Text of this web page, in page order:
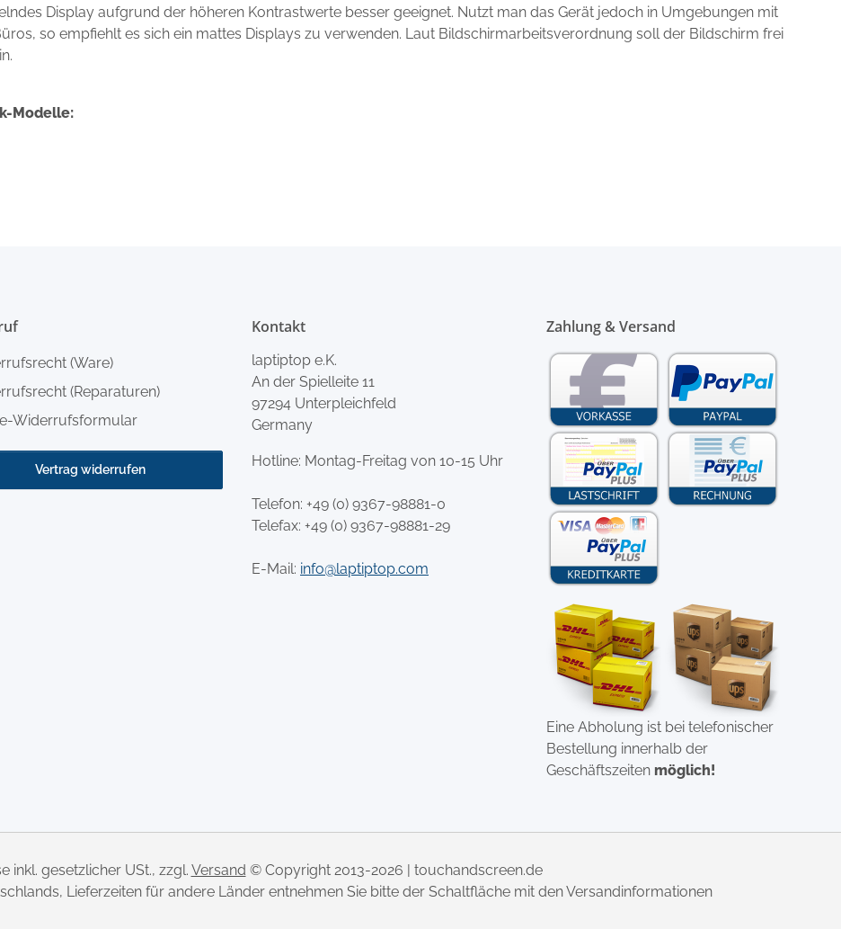
Display aufgrund der höheren Kontrastwerte besser geeignet. Nutzt man das Gerät jedoch in Umgebungen mit
so empfiehlt es sich ein mattes Displays zu verwenden. Laut Bildschirmarbeitsverordnung soll der Bildschirm frei
Modelle:
(Ware)
(Reparaturen)
Widerrufsformular
Vertrag widerrufen
Kontakt
laptiptop e.K.
An der Spielleite 11
97294 Unterpleichfeld
Germany
Hotline: Montag-Freitag von 10-15 Uhr
Telefon: +49 (0) 9367-98881-0
Telefax: +49 (0) 9367-98881-29
E-Mail: info@laptiptop.com
Zahlung & Versand
Eine Abholung ist bei telefonischer
Bestellung innerhalb der
Geschäftszeiten möglich!
inkl. gesetzlicher USt., zzgl. Versand © Copyright 2013-2026 | touchandscreen.de
Lieferzeiten für andere Länder entnehmen Sie bitte der Schaltfläche mit den Versandinformationen